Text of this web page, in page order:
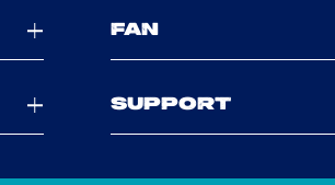
FAN
SUPPORT